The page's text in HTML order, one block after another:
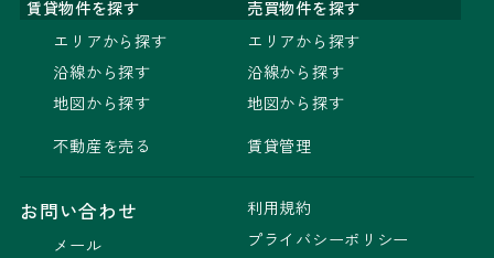
賃貸物件を探す
売買物件を探す
エリアから探す
沿線から探す
地図から探す
不動産を売る
エリアから探す
沿線から探す
地図から探す
賃貸管理
お問い合わせ
メール
利用規約
プライバシーポリシー